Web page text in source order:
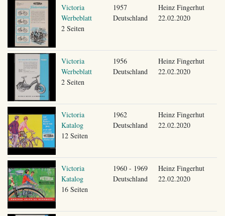
Victoria
Werbeblatt
2 Seiten
1957
Deutschland
Heinz Fingerhut
22.02.2020
Victoria
Werbeblatt
2 Seiten
1956
Deutschland
Heinz Fingerhut
22.02.2020
Victoria
Katalog
12 Seiten
1962
Deutschland
Heinz Fingerhut
22.02.2020
Victoria
Katalog
16 Seiten
1960 - 1969
Deutschland
Heinz Fingerhut
22.02.2020